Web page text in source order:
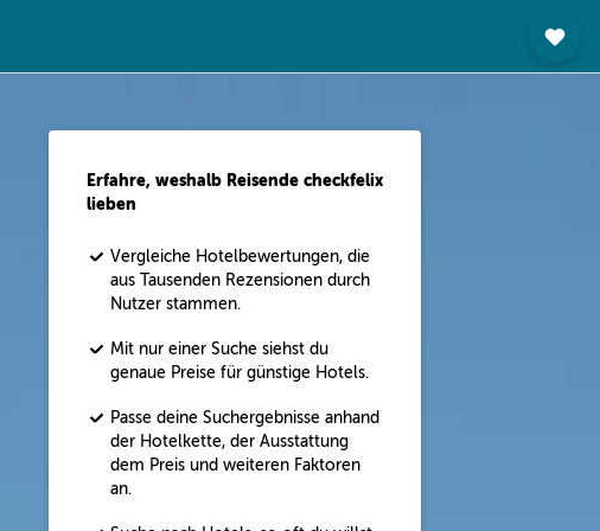
Erfahre, weshalb Reisende checkfelix
lieben
Vergleiche Hotelbewertungen, die
aus Tausenden Rezensionen durch
Nutzer stammen.
Mit nur einer Suche siehst du
genaue Preise für günstige Hotels.
Passe deine Suchergebnisse anhand
der Hotelkette, der Ausstattung
dem Preis und weiteren Faktoren
an.